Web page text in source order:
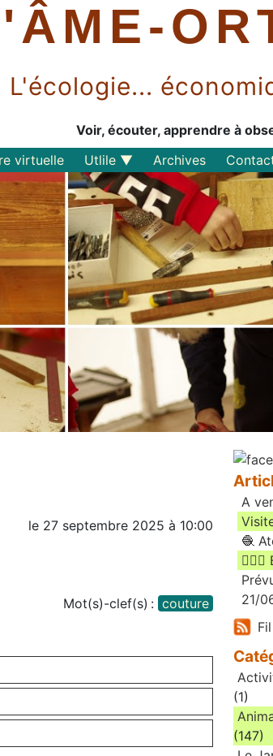
L'écologie...
Voir, écouter, apprendre à
virtuelle
Utlile
Outils libres
Liens
Perspective
Archives
le 27 septembre 2025 à 10:00
Mot(s)-clef(s) : couture
A
🧶
21/
(1)
(147)